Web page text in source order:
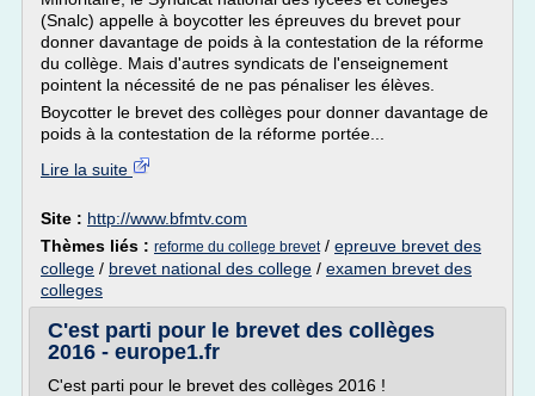
(Snalc) appelle à boycotter les épreuves du brevet pour
donner davantage de poids à la contestation de la réforme
du collège. Mais d'autres syndicats de l'enseignement
pointent la nécessité de ne pas pénaliser les élèves.
Boycotter le brevet des collèges pour donner davantage de
poids à la contestation de la réforme portée...
Lire la suite
Site : http://www.bfmtv.com
Thèmes liés : reforme du college brevet/ epreuve brevet des
college / brevet national des college / examen brevet des
colleges
C'est parti pour le brevet des collèges
2016 - europe1.fr
C'est parti pour le brevet des collèges 2016 !